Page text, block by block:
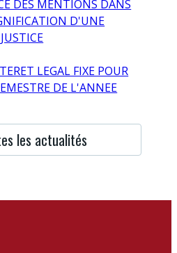
DES MENTIONS DANS
D'UNE
LEGAL FIXE POUR
DE L'ANNEE
les actualités